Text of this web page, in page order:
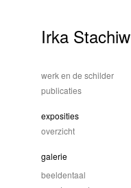
Irka Stachiw
werk en de schilder
publicaties
exposities
overzicht
galerie
beeldentaal